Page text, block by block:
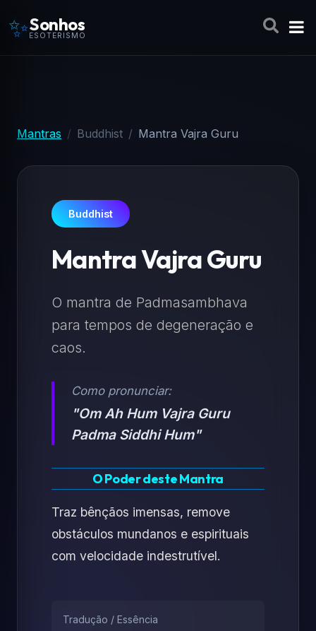
✨Sonhos
ESOTERISMO
Mantras Buddhist Mantra Vajra Guru
Buddhist
Mantra Vajra Guru
O mantra de Padmasambhava
para tempos de degeneração e
caos.
Como pronunciar:
"Om Ah Hum Vajra Guru
Padma Siddhi Hum"
O Poder deste Mantra
Traz bênçãos imensas, remove
obstáculos mundanos e espirituais
com velocidade indestrutível.
Tradução / Essência